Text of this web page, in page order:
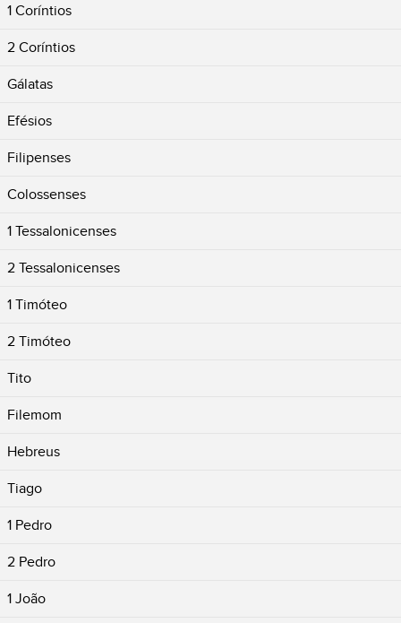
1 Coríntios
2 Coríntios
Gálatas
Efésios
Filipenses
Colossenses
1 Tessalonicenses
2 Tessalonicenses
1 Timóteo
2 Timóteo
Tito
Filemom
Hebreus
Tiago
1 Pedro
2 Pedro
1 João